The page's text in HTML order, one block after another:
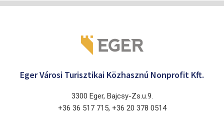
Eger Városi Turisztikai Közhasznú Nonprofit Kft.
3300 Eger, Bajcsy-Zs.u.9.
+36 36 517 715, +36 20 378 0514